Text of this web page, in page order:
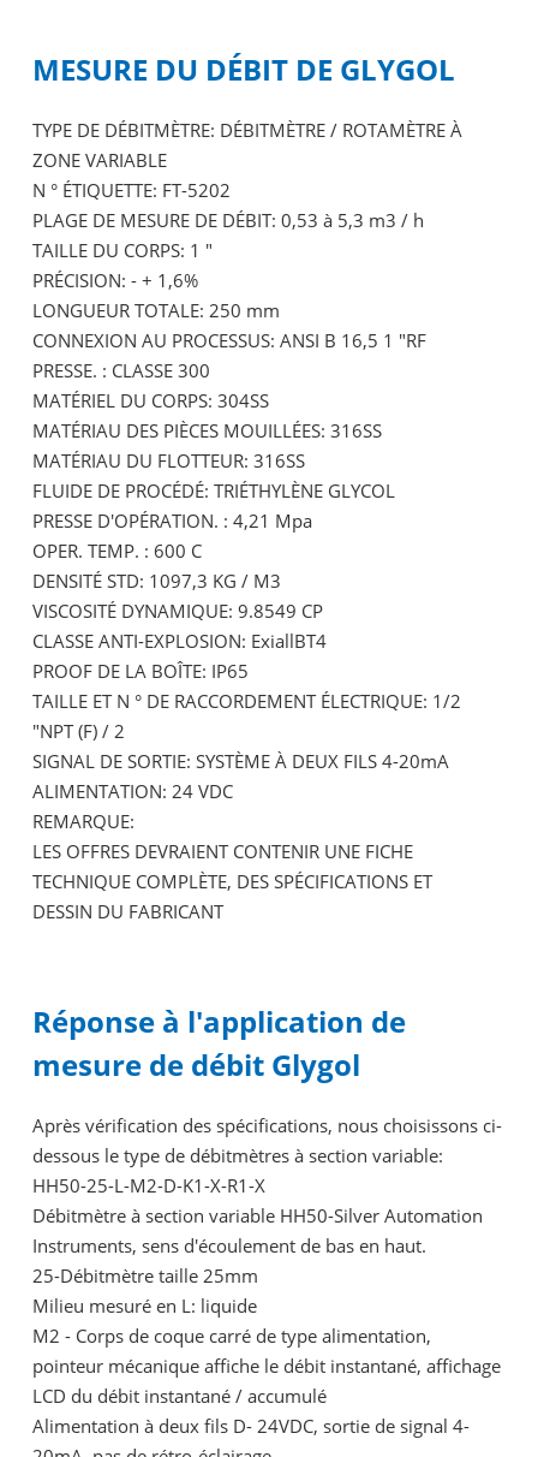
MESURE DU DÉBIT DE GLYGOL
TYPE DE DÉBITMÈTRE: DÉBITMÈTRE / ROTAMÈTRE À
ZONE VARIABLE
N ° ÉTIQUETTE: FT-5202
PLAGE DE MESURE DE DÉBIT: 0,53 à 5,3 m3 / h
TAILLE DU CORPS: 1 "
PRÉCISION: - + 1,6%
LONGUEUR TOTALE: 250 mm
CONNEXION AU PROCESSUS: ANSI B 16,5 1 "RF
PRESSE. : CLASSE 300
MATÉRIEL DU CORPS: 304SS
MATÉRIAU DES PIÈCES MOUILLÉES: 316SS
MATÉRIAU DU FLOTTEUR: 316SS
FLUIDE DE PROCÉDÉ: TRIÉTHYLÈNE GLYCOL
PRESSE D'OPÉRATION. : 4,21 Mpa
OPER. TEMP. : 600 C
DENSITÉ STD: 1097,3 KG / M3
VISCOSITÉ DYNAMIQUE: 9.8549 CP
CLASSE ANTI-EXPLOSION: ExiallBT4
PROOF DE LA BOÎTE: IP65
TAILLE ET N ° DE RACCORDEMENT ÉLECTRIQUE: 1/2
"NPT (F) / 2
SIGNAL DE SORTIE: SYSTÈME À DEUX FILS 4-20mA
ALIMENTATION: 24 VDC
REMARQUE:
LES OFFRES DEVRAIENT CONTENIR UNE FICHE
TECHNIQUE COMPLÈTE, DES SPÉCIFICATIONS ET
DESSIN DU FABRICANT
Réponse à l'application de
mesure de débit Glygol
Après vérification des spécifications, nous choisissons ci-
dessous le type de débitmètres à section variable:
HH50-25-L-M2-D-K1-X-R1-X
Débitmètre à section variable HH50-Silver Automation
Instruments, sens d'écoulement de bas en haut.
25-Débitmètre taille 25mm
Milieu mesuré en L: liquide
M2 - Corps de coque carré de type alimentation,
pointeur mécanique affiche le débit instantané, affichage
LCD du débit instantané / accumulé
Alimentation à deux fils D- 24VDC, sortie de signal 4-